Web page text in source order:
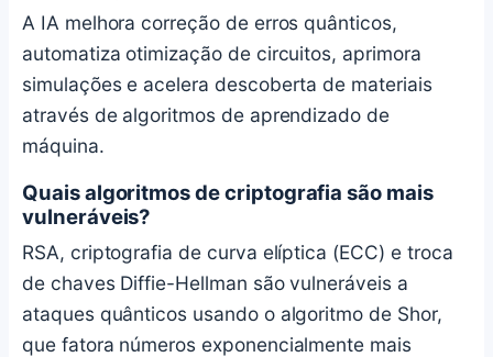
A IA melhora correção de erros quânticos,
automatiza otimização de circuitos, aprimora
simulações e acelera descoberta de materiais
através de algoritmos de aprendizado de
máquina.
Quais algoritmos de criptografia são mais
vulneráveis?
RSA, criptografia de curva elíptica (ECC) e troca
de chaves Diffie-Hellman são vulneráveis a
ataques quânticos usando o algoritmo de Shor,
que fatora números exponencialmente mais